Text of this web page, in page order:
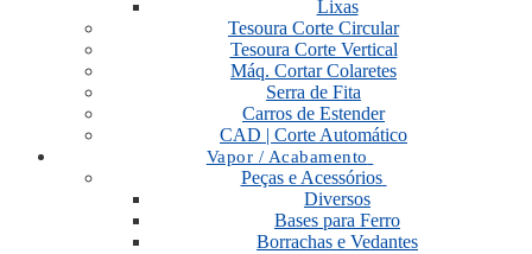
Lixas
Tesoura Corte Circular
Tesoura Corte Vertical
Máq. Cortar Colaretes
Serra de Fita
Carros de Estender
CAD | Corte Automático
Vapor / Acabamento
Peças e Acessórios
Diversos
Bases para Ferro
Borrachas e Vedantes